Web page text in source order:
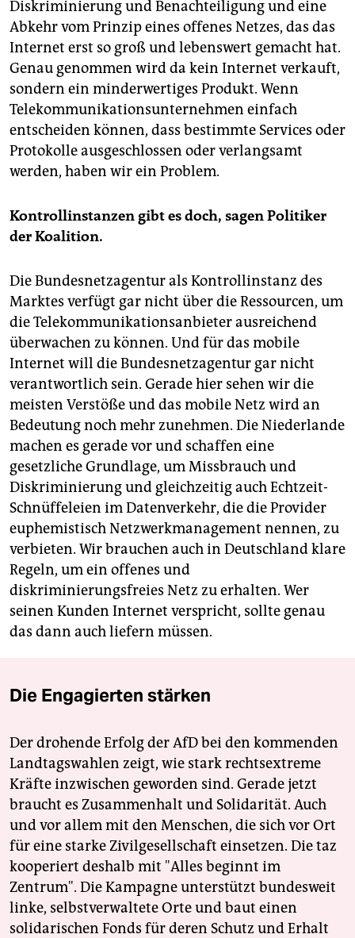
Diskriminierung und Benachteiligung und eine
Abkehr vom Prinzip eines offenes Netzes, das das
Internet erst so groß und lebenswert gemacht hat.
Genau genommen wird da kein Internet verkauft,
sondern ein minderwertiges Produkt. Wenn
Telekommunikationsunternehmen einfach
entscheiden können, dass bestimmte Services oder
Protokolle ausgeschlossen oder verlangsamt
werden, haben wir ein Problem.
Kontrollinstanzen gibt es doch, sagen Politiker
der Koalition.
Die Bundesnetzagentur als Kontrollinstanz des
Marktes verfügt gar nicht über die Ressourcen, um
die Telekommunikationsanbieter ausreichend
überwachen zu können. Und für das mobile
Internet will die Bundesnetzagentur gar nicht
verantwortlich sein. Gerade hier sehen wir die
meisten Verstöße und das mobile Netz wird an
Bedeutung noch mehr zunehmen. Die Niederlande
machen es gerade vor und schaffen eine
gesetzliche Grundlage, um Missbrauch und
Diskriminierung und gleichzeitig auch Echtzeit-
Schnüffeleien im Datenverkehr, die die Provider
euphemistisch Netzwerkmanagement nennen, zu
verbieten. Wir brauchen auch in Deutschland klare
Regeln, um ein offenes und
diskriminierungsfreies Netz zu erhalten. Wer
seinen Kunden Internet verspricht, sollte genau
das dann auch liefern müssen.
Die Engagierten stärken
Der drohende Erfolg der AfD bei den kommenden
Landtagswahlen zeigt, wie stark rechtsextreme
Kräfte inzwischen geworden sind. Gerade jetzt
braucht es Zusammenhalt und Solidarität. Auch
und vor allem mit den Menschen, die sich vor Ort
für eine starke Zivilgesellschaft einsetzen. Die taz
kooperiert deshalb mit "Alles beginnt im
Zentrum". Die Kampagne unterstützt bundesweit
linke, selbstverwaltete Orte und baut einen
solidarischen Fonds für deren Schutz und Erhalt